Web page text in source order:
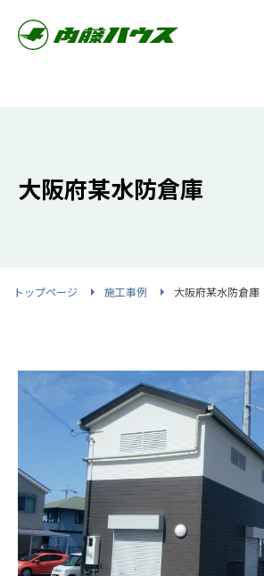
大阪府某水防倉庫
トップページ 施工事例 大阪府某水防倉庫